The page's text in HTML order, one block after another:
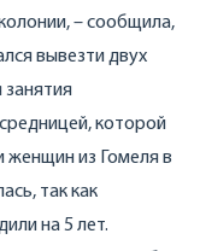
– сообщила,
вывезти двух
которой
женщин из Гомеля в
так как
на 5 лет.